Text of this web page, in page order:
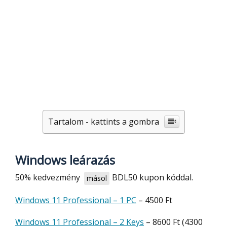
Tartalom - kattints a gombra
Windows leárazás
50% kedvezmény másol BDL50 kupon kóddal.
Windows 11 Professional – 1 PC – 4500 Ft
Windows 11 Professional – 2 Keys – 8600 Ft (4300